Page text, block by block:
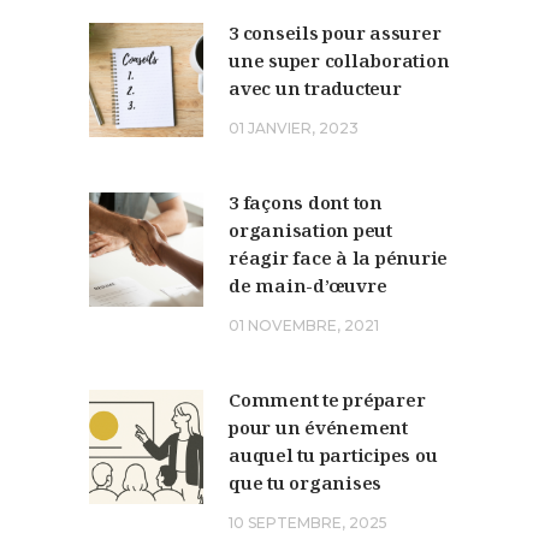
3 conseils pour assurer
une super collaboration
avec un traducteur
01 JANVIER, 2023
3 façons dont ton
organisation peut
réagir face à la pénurie
de main-d’œuvre
01 NOVEMBRE, 2021
Comment te préparer
pour un événement
auquel tu participes ou
que tu organises
10 SEPTEMBRE, 2025